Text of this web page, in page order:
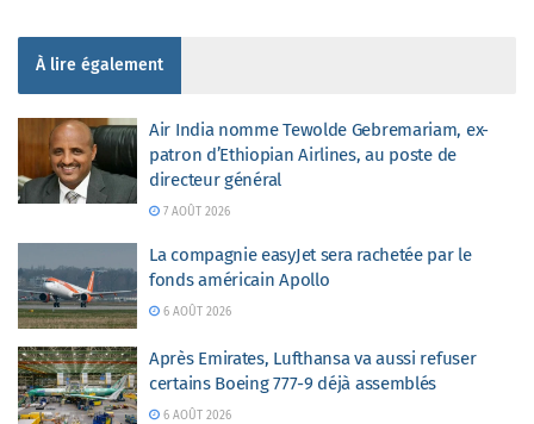
À lire également
Air India nomme Tewolde Gebremariam, ex-
patron d’Ethiopian Airlines, au poste de
directeur général
7 AOÛT 2026
La compagnie easyJet sera rachetée par le
fonds américain Apollo
6 AOÛT 2026
Après Emirates, Lufthansa va aussi refuser
certains Boeing 777-9 déjà assemblés
6 AOÛT 2026